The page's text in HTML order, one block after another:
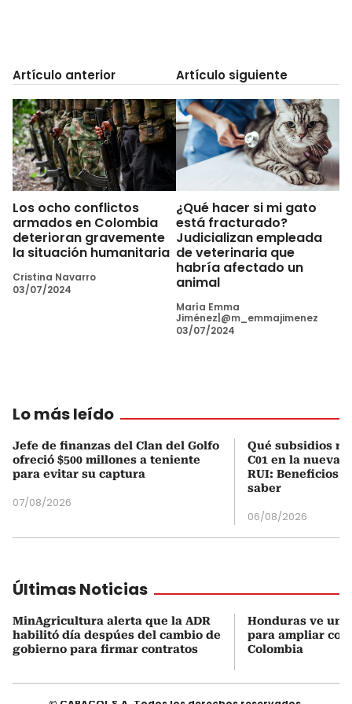
Artículo anterior
Los ocho conflictos
armados en Colombia
deterioran gravemente
la situación humanitaria
Cristina Navarro
03/07/2024
Artículo siguiente
¿Qué hacer si mi gato
está fracturado?
Judicializan empleada
de veterinaria que
habría afectado un
animal
María Emma
Jiménez|@m_emmajimenez
03/07/2024
Lo más leído
Jefe de finanzas del Clan del Golfo
ofreció $500 millones a teniente
para evitar su captura
07/08/2026
Qué subsidios
C01 en la nueva
RUI: Beneficios
saber
06/08/2026
Últimas Noticias
MinAgricultura alerta que la ADR
habilitó día despúes del cambio de
gobierno para firmar contratos
Honduras ve
para ampliar
Colombia